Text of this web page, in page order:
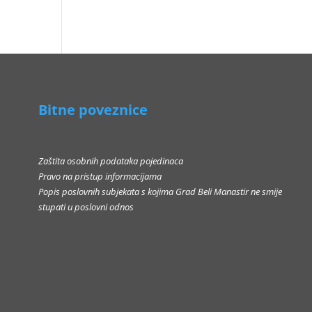
Bitne poveznice
Zaštita osobnih podataka pojedinaca
Pravo na pristup informacijama
Popis poslovnih subjekata s kojima Grad Beli Manastir ne smije
stupati u poslovni odnos